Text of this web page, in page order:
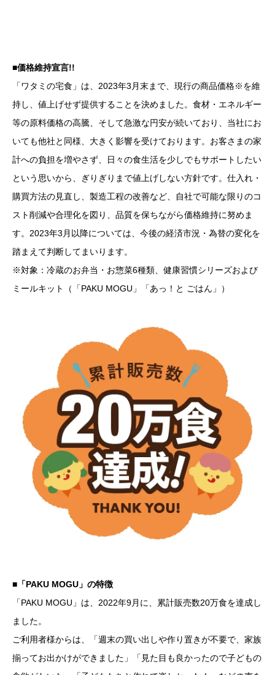
■価格維持宣言!!
「ワタミの宅食」は、2023年3月末まで、現行の商品価格※を維
持し、値上げせず提供することを決めました。食材・エネルギー
等の原料価格の高騰、そして急激な円安が続いており、当社にお
いても他社と同様、大きく影響を受けております。お客さまの家
計への負担を増やさず、日々の食生活を少しでもサポートしたい
という思いから、ぎりぎりまで値上げしない方針です。仕入れ・
購買方法の見直し、製造工程の改善など、自社で可能な限りのコ
スト削減や合理化を図り、品質を保ちながら価格維持に努めま
す。2023年3月以降については、今後の経済市況・為替の変化を
踏まえて判断してまいります。
※対象：冷蔵のお弁当・お惣菜6種類、健康習慣シリーズおよび
ミールキット（「PAKU MOGU」「あっ！と ごはん」）
■「PAKU MOGU」の特徴
「PAKU MOGU」は、2022年9月に、累計販売数20万食を達成し
ました。
ご利用者様からは、「週末の買い出しや作り置きが不要で、家族
揃ってお出かけができました」「見た目も良かったので子どもの